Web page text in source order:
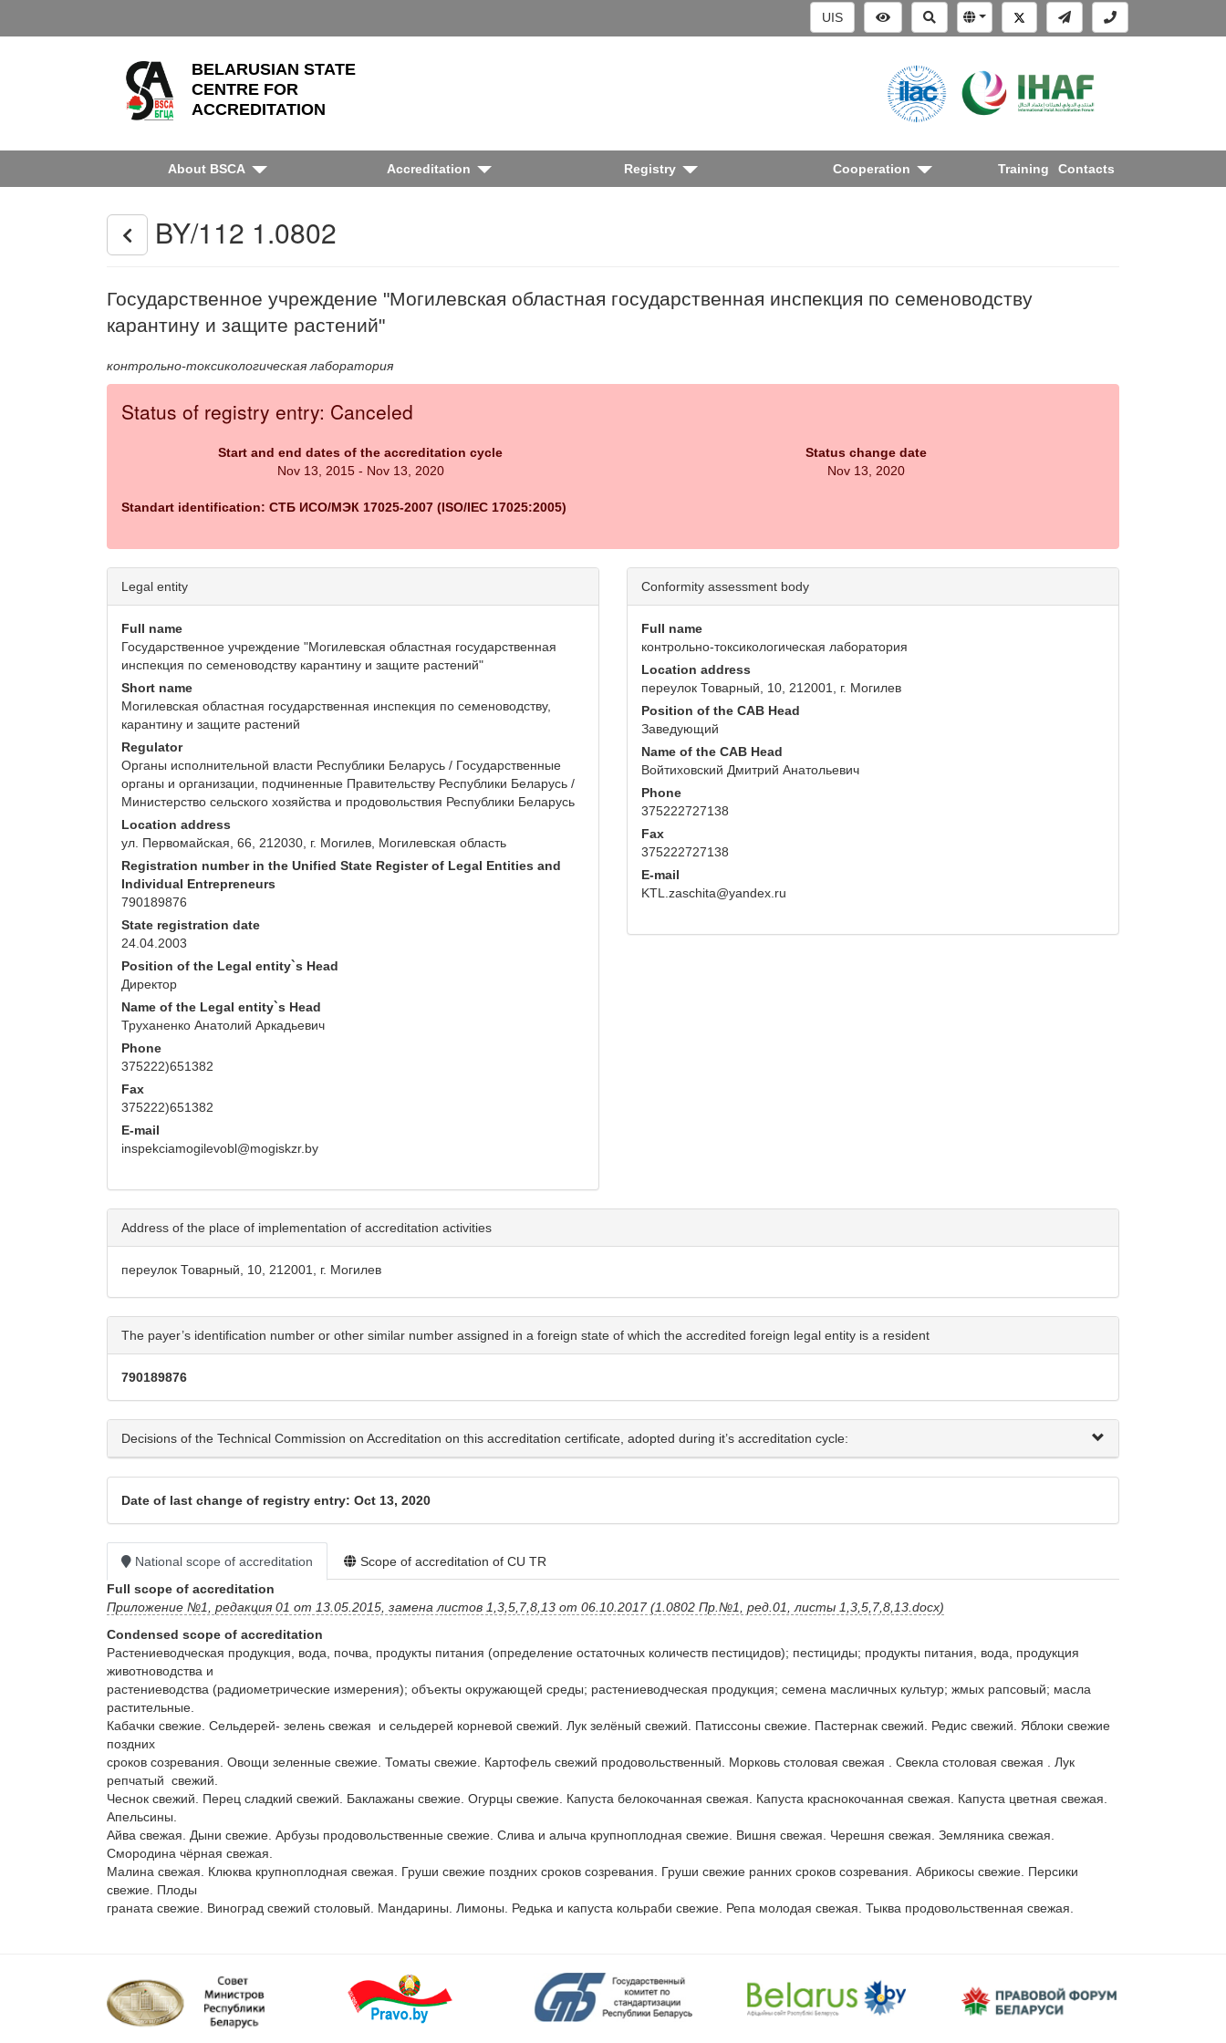
UIS
BELARUSIAN STATE
CENTRE FOR
ACCREDITATION
About BSCA Accreditation Registry Cooperation Training Contacts
BY/112 1.0802
Государственное учреждение "Могилевская областная государственная инспекция по семеноводству
карантину и защите растений"
контрольно-токсикологическая лаборатория
Status of registry entry: Canceled
Start and end dates of the accreditation cycle
Nov 13, 2015 - Nov 13, 2020
Status change date
Nov 13, 2020
Standart identification: СТБ ИСО/МЭК 17025-2007 (ISO/IEC 17025:2005)
Legal entity
Full name
Государственное учреждение "Могилевская областная государственная
инспекция по семеноводству карантину и защите растений"
Short name
Могилевская областная государственная инспекция по семеноводству,
карантину и защите растений
Regulator
Органы исполнительной власти Республики Беларусь / Государственные
органы и организации, подчиненные Правительству Республики Беларусь /
Министерство сельского хозяйства и продовольствия Республики Беларусь
Location address
ул. Первомайская, 66, 212030, г. Могилев, Могилевская область
Registration number in the Unified State Register of Legal Entities and
Individual Entrepreneurs
790189876
State registration date
24.04.2003
Position of the Legal entity`s Head
Директор
Name of the Legal entity`s Head
Труханенко Анатолий Аркадьевич
Phone
375222)651382
Fax
375222)651382
E-mail
inspekciamogilevobl@mogiskzr.by
Conformity assessment body
Full name
контрольно-токсикологическая лаборатория
Location address
переулок Товарный, 10, 212001, г. Могилев
Position of the CAB Head
Заведующий
Name of the CAB Head
Войтиховский Дмитрий Анатольевич
Phone
375222727138
Fax
375222727138
E-mail
KTL.zaschita@yandex.ru
Address of the place of implementation of accreditation activities
переулок Товарный, 10, 212001, г. Могилев
The payer’s identification number or other similar number assigned in a foreign state of which the accredited foreign legal entity is a resident
790189876
Decisions of the Technical Commission on Accreditation on this accreditation certificate, adopted during it’s accreditation cycle:
Date of last change of registry entry: Oct 13, 2020
National scope of accreditation
Scope of accreditation of CU TR
Full scope of accreditation
Приложение №1, редакция 01 от 13.05.2015, замена листов 1,3,5,7,8,13 от 06.10.2017 (1.0802 Пр.№1, ред.01, листы 1,3,5,7,8,13.docx)
Condensed scope of accreditation
Растениеводческая продукция, вода, почва, продукты питания (определение остаточных количеств пестицидов); пестициды; продукты питания, вода, продукция
животноводства и
растениеводства (радиометрические измерения); объекты окружающей среды; растениеводческая продукция; семена масличных культур; жмых рапсовый; масла
растительные.
Кабачки свежие. Сельдерей- зелень свежая  и сельдерей корневой свежий. Лук зелёный свежий. Патиссоны свежие. Пастернак свежий. Редис свежий. Яблоки свежие
поздних
сроков созревания. Овощи зеленные свежие. Томаты свежие. Картофель свежий продовольственный. Морковь столовая свежая . Свекла столовая свежая . Лук
репчатый  свежий.
Чеснок свежий. Перец сладкий свежий. Баклажаны свежие. Огурцы свежие. Капуста белокочанная свежая. Капуста краснокочанная свежая. Капуста цветная свежая.
Апельсины.
Айва свежая. Дыни свежие. Арбузы продовольственные свежие. Слива и алыча крупноплодная свежие. Вишня свежая. Черешня свежая. Земляника свежая.
Смородина чёрная свежая.
Малина свежая. Клюква крупноплодная свежая. Груши свежие поздних сроков созревания. Груши свежие ранних сроков созревания. Абрикосы свежие. Персики
свежие. Плоды
граната свежие. Виноград свежий столовый. Мандарины. Лимоны. Редька и капуста кольраби свежие. Репа молодая свежая. Тыква продовольственная свежая.